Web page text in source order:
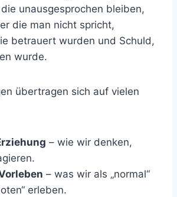
unausgesprochen bleiben,
die man nicht spricht,
betrauert wurden und Schuld,
wurde.
übertragen sich auf vielen
– wie wir denken,
– was wir als „normal“
erleben.